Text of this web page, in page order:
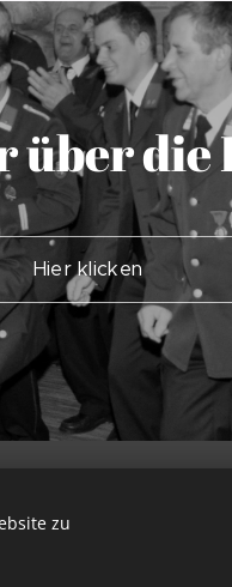
über die
Hier klicken
ff_herzogsdorf
|
zu